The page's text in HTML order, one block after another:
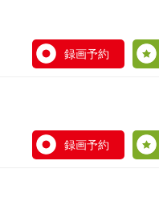
録画予約
録画予約